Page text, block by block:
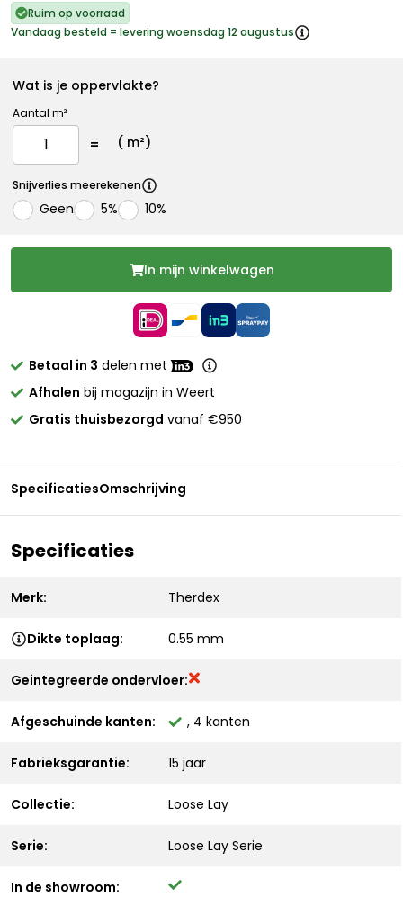
Ruim op voorraad
Vandaag besteld = levering woensdag 12 augustus
Wat is je oppervlakte?
Aantal m²
( m²)
Snijverlies meerekenen
Geen 5% 10%
In mijn winkelwagen
Betaal in 3 delen met
Afhalen bij magazijn in Weert
Gratis thuisbezorgd vanaf €950
SpecificatiesOmschrijving
Specificaties
Merk: Therdex
Dikte toplaag: 0.55 mm
Geintegreerde ondervloer:
Afgeschuinde kanten: , 4 kanten
Fabrieksgarantie: 15 jaar
Collectie: Loose Lay
Serie: Loose Lay Serie
In de showroom: